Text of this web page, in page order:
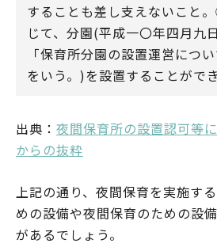
することも差し支えないこと
じて、分園(平成一〇年四月九
「保育所分園の設置運営につ
をいう。)を設置することができ
出典： 夜間保育所の設置認可等
からの抜粋
上記の通り、夜間保育を実施す
めの設備や夜間保育のための設
があるでしょう。